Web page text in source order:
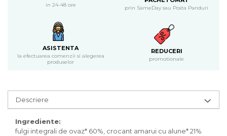
Masline bio si antipasti
Masline bio
Fulgi din cereale bio
Orez bio si leguminoase
in 24-48 ore prin SameDay sau Posta Panduri
ASISTENTA
la efectuarea comenzii si alegerea
produselor
REDUCERI
promotionale
Descriere
Ingrediente:
fulgi integrali de ovaz* 60%, crocant amarui cu alune* 21%